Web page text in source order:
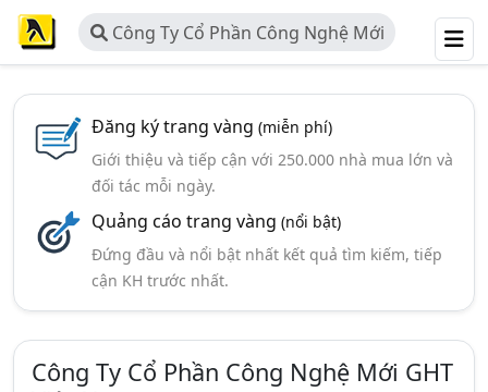
Công Ty Cổ Phần Công Nghệ Mới
GHT Việt Nam
Đăng ký trang vàng (miễn phí)
Giới thiệu và tiếp cận với 250.000 nhà mua lớn và
đối tác mỗi ngày.
Quảng cáo trang vàng (nổi bật)
Đứng đầu và nổi bật nhất kết quả tìm kiếm, tiếp
cận KH trước nhất.
Công Ty Cổ Phần Công Nghệ Mới GHT